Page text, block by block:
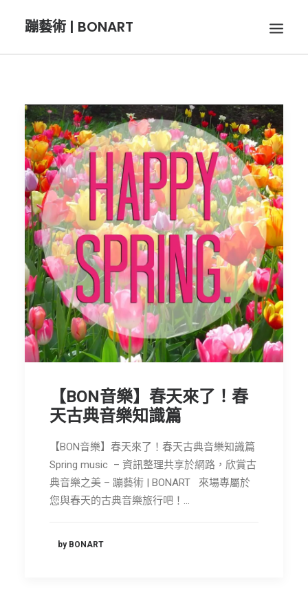
蹦藝術 | BONART
BON呼吸
BON攝影
BON插畫
BON旅行
節慶長笛樂團
關於我們
SEARCH
【BON音樂】春天來了！春
天古典音樂知識篇
【BON音樂】春天來了！春天古典音樂知識篇
Spring music – 資訊整理共享於網路，欣賞古
典音樂之美 – 蹦藝術 | BONART 來場專屬於
您與春天的古典音樂旅行吧！…
by BONART